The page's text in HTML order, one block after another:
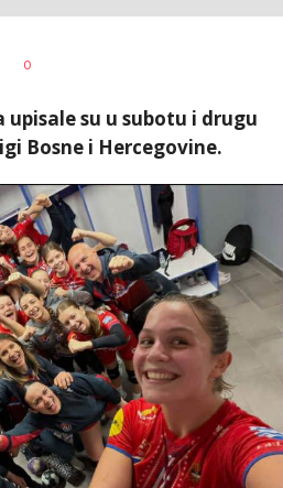
0
upisale su u subotu i drugu
Bosne i Hercegovine.